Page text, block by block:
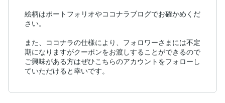
絵柄はポートフォリオやココナラブログでお確かめくだ
さい。
また、ココナラの仕様により、フォロワーさまには不定
期になりますがクーポンをお渡しすることができるので
ご興味がある方はぜひこちらのアカウントをフォローし
ていただけると幸いです。